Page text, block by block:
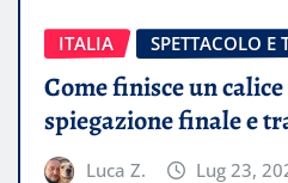
ITALIA SPETTACOLO E
Come finisce un
spiegazione finale e
Luca Z. Lug 23,